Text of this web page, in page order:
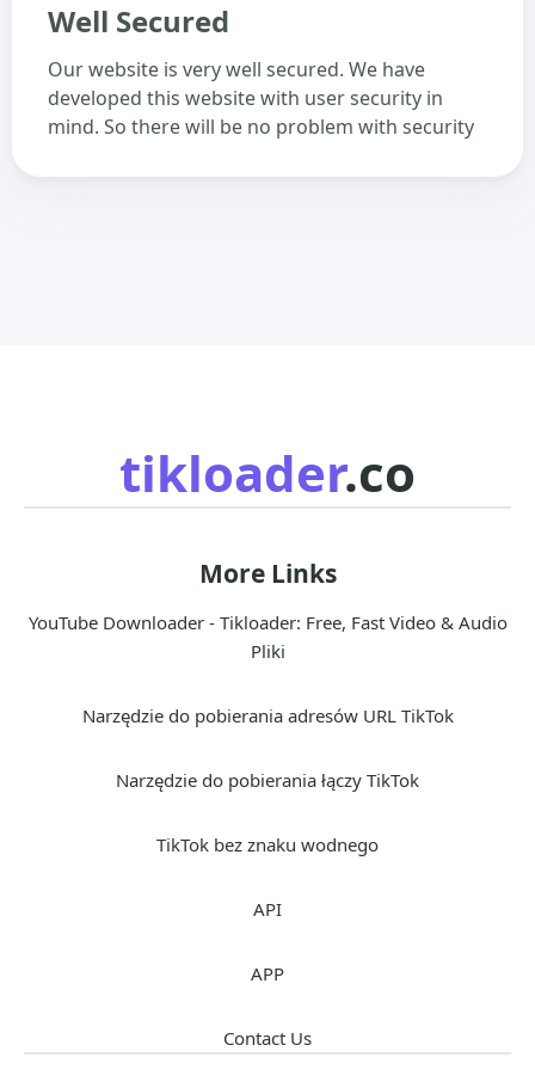
Well Secured
Our website is very well secured. We have
developed this website with user security in
mind. So there will be no problem with security
tikloader.co
More Links
YouTube Downloader - Tikloader: Free, Fast Video & Audio
Pliki
Narzędzie do pobierania adresów URL TikTok
Narzędzie do pobierania łączy TikTok
TikTok bez znaku wodnego
API
APP
Contact Us